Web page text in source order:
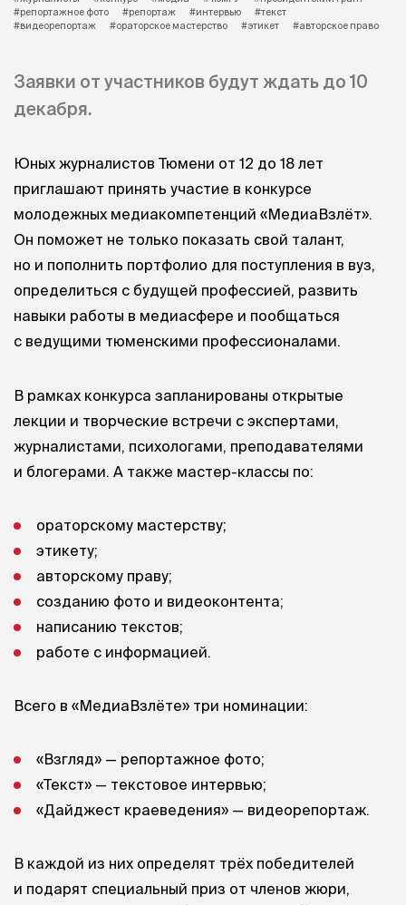
#репортажное фото
#репортаж #интервью
#текст
#видеорепортаж
#ораторское мастерство #этикет #авторское право
Заявки от участников будут ждать до 10
декабря.
Юных журналистов Тюмени от 12 до 18 лет
приглашают принять участие в конкурсе
молодежных медиакомпетенций «МедиаВзлёт».
Он поможет не только показать свой талант,
но и пополнить портфолио для поступления в вуз,
определиться с будущей профессией, развить
навыки работы в медиасфере и пообщаться
с ведущими тюменскими профессионалами.
В рамках конкурса запланированы открытые
лекции и творческие встречи с экспертами,
журналистами, психологами, преподавателями
и блогерами. А также мастер-классы по:
ораторскому мастерству;
этикету;
авторскому праву;
созданию фото и видеоконтента;
написанию текстов;
работе с информацией.
Всего в «МедиаВзлёте» три номинации:
«Взгляд» — репортажное фото;
«Текст» — текстовое интервью;
«Дайджест краеведения» — видеорепортаж.
В каждой из них определят трёх победителей
и подарят специальный приз от членов жюри,